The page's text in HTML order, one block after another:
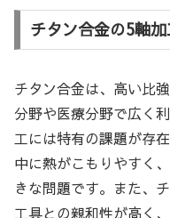
チタン合金の5軸
チタン合金は、高い比
分野や医療分野で広く
工には特有の課題が存
中に熱がこもりやすく
きな問題です。また、
工具との親和性が高く